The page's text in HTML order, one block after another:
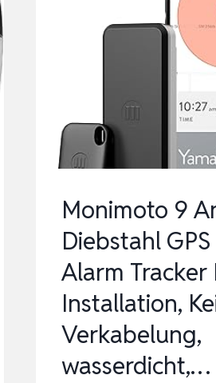
Monimoto 9
Diebstahl
Alarm Tracker
Installation,
Verkabelung,
wasserdicht,…